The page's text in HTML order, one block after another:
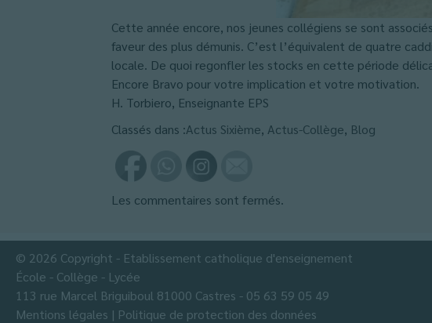
Cette année encore, nos jeunes collégiens se sont
faveur des plus démunis. C’est l’équivalent de quatre
locale. De quoi regonfler les stocks en cette période
Encore Bravo pour votre implication et votre motivation.
H. Torbiero, Enseignante EPS
Classés dans :Actus Sixième, Actus-Collège, Blog
Les commentaires sont fermés.
© 2026 Copyright - Etablissement catholique d'enseignement
École - Collège - Lycée
113 rue Marcel Briguiboul 81000 Castres - 05 63 59 05 49
Mentions légales | Politique de protection des données